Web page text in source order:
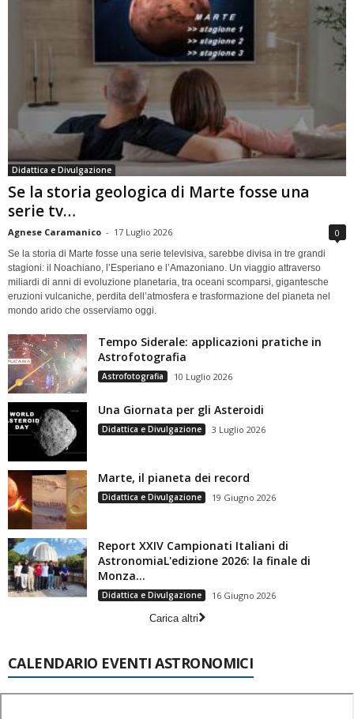
Didattica e Divulgazione
Se la storia geologica di Marte fosse una
serie tv…
Agnese Caramanico - 17 Luglio 2026 0
Se la storia di Marte fosse una serie televisiva, sarebbe divisa in tre grandi
stagioni: il Noachiano, l’Esperiano e l’Amazoniano. Un viaggio attraverso
miliardi di anni di evoluzione planetaria, tra oceani scomparsi, gigantesche
eruzioni vulcaniche, perdita dell’atmosfera e trasformazione del pianeta nel
mondo arido che osserviamo oggi.
Tempo Siderale: applicazioni pratiche in
Astrofotografia
Astrofotografia 10 Luglio 2026
Una Giornata per gli Asteroidi
Didattica e Divulgazione 3 Luglio 2026
Marte, il pianeta dei record
Didattica e Divulgazione 19 Giugno 2026
Report XXIV Campionati Italiani di
AstronomiaL'edizione 2026: la finale di
Monza...
Didattica e Divulgazione
16 Giugno 2026
Carica altri
CALENDARIO EVENTI ASTRONOMICI